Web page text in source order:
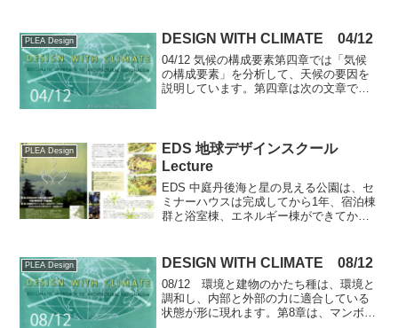
ますが、日中の太陽熱は、そのまま直接
PLEA Design DESIGN WITH CLIMATE 04/12
04/12 気候の構成要素第四章では「気候
の構成要素」を分析して、天候の要因を
説明しています。第四章は次の文章では
PLEA Design
EDS 地球デザインスクール
Lecture
EDS 中庭丹後海と星の見える公園は、セ
ミナーハウスは完成してから1年、宿泊棟
群と浴室棟、エネルギー棟ができてから
れば、滞在型の環境学習プログラムをサ
PLEA Design DESIGN WITH CLIMATE 08/12
08/12 環境と建物のかたち種は、環境と
調和し、内部と外部の力に適合している
状態が形に現れます。第8章は、マンボウ